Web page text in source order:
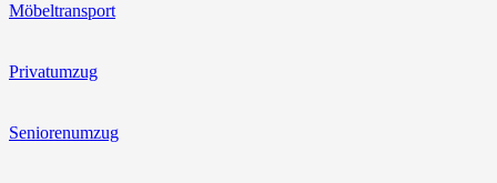
Möbeltransport
Privatumzug
Seniorenumzug